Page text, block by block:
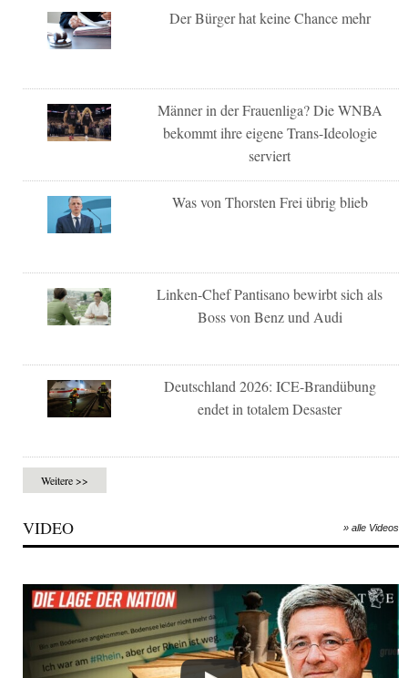
Der Bürger hat keine Chance mehr
Männer in der Frauenliga? Die WNBA
bekommt ihre eigene Trans-Ideologie
serviert
Was von Thorsten Frei übrig blieb
Linken-Chef Pantisano bewirbt sich als
Boss von Benz und Audi
Deutschland 2026: ICE-Brandübung
endet in totalem Desaster
Weitere >>
VIDEO » alle Videos